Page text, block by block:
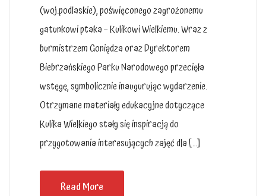
(woj.podlaskie), poświęconego zagrożonemu
gatunkowi ptaka – Kulikowi Wielkiemu. Wraz z
burmistrzem Goniądza oraz Dyrektorem
Biebrzańskiego Parku Narodowego przecięła
wstęgę, symbolicznie inaugurując wydarzenie.
Otrzymane materiały edukacyjne dotyczące
Kulika Wielkiego stały się inspiracją do
przygotowania interesujących zajęć dla […]
Read More